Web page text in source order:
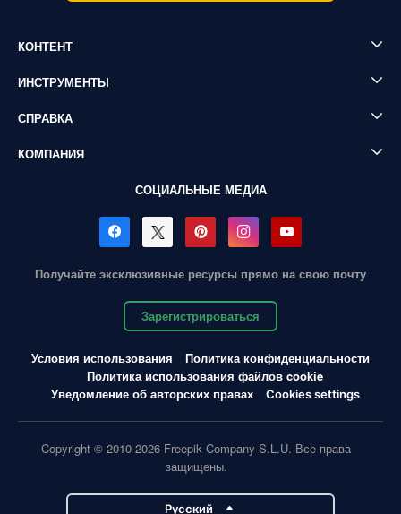
КОНТЕНТ
ИНСТРУМЕНТЫ
СПРАВКА
КОМПАНИЯ
СОЦИАЛЬНЫЕ МЕДИА
Получайте эксклюзивные ресурсы прямо на свою почту
Зарегистрироваться
Условия использования
Политика конфиденциальности
Политика использования файлов cookie
Уведомление об авторских правах
Cookies settings
Copyright © 2010-2026 Freepik Company S.L.U. Все права
защищены.
Pусский